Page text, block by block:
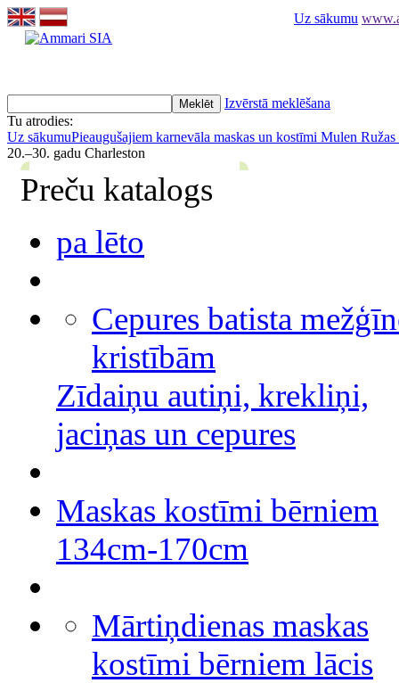
Uz sākumu
Izvērstā meklēšana
Tu atrodies:
Uz sākumuPieaugušajiem karnevāla maskas un kostīmi Mulen Ružas
20.–30. gadu Charleston
Preču katalogs
pa lēto
Cepures batista
kristībām
Zīdaiņu autiņi, krekliņi,
jaciņas un cepures
Maskas kostīmi bērniem
134cm-170cm
Mārtiņdienas maskas
kostīmi bērniem lācis